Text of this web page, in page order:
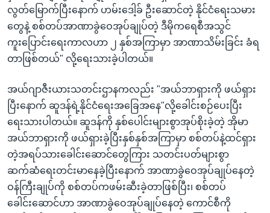
လွတ်မြောက်ပြီးနောက် ဟမ်းဒေါ့ခ် ဦးဆောင်တဲ့ နိုင်ငံရေးသမား
တွေနဲ့ စစ်တပ်အာဏာခွဲဝေအုပ်ချုပ်တဲ့ ဒီမိုကရေစီအသွင်
ကူးပြောင်းရေးကာလဟာ ၂ နှစ်အကြာမှာ အာဏာသိမ်းခြင်း ခံရ
တာဖြစ်တယ်" လို့ရေးသားခဲ့ပါတယ်။
အယ်ဂျာဇီးယားသတင်းဌာနကလည်း "အယ်ဘာရှားကို ဖယ်ရှား
ပြီးနောက် ဆူဒန်ရဲ့နိုင်ငံရေးအခြေအနေ"လို့ခေါင်းစဉ်ပေးပြီး
ရေးသားပါတယ်။ ဆူဒန်ကို နှစ်ပေါင်းများစွာအုပ်စိုးခဲ့တဲ့ အိုမာ
အယ်ဘာရှားကို ဖယ်ရှားခဲ့ပြီးနှစ်နှစ်အကြာမှာ စစ်တပ်နဲ့ထင်ရှား
တဲ့အရပ်သားခေါင်းဆောင်တွေကြား သတင်းပတ်များစွာ
ဆက်ဆံရေးတင်းမာနေခဲ့ပြီးနောက် အာဏာခွဲဝေအုပ်ချုပ်နေတဲ့
ဝန်ကြီးချုပ်ကို စစ်တပ်ကဖမ်းဆီးခဲ့တာဖြစ်ပြီး၊ စစ်တပ်
ခေါင်းဆောင်ဟာ အာဏာခွဲဝေအုပ်ချုပ်နေတဲ့ ကောင်စီကို